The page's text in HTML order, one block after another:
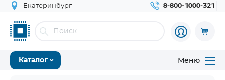
Екатеринбург 8-800-1000-321
Каталог Меню